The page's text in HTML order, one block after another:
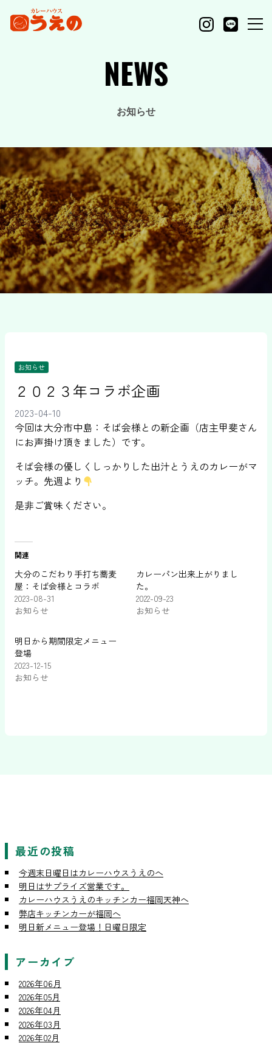
NEWS
お知らせ
お知らせ
２０２３年コラボ企画
2023-04-10
今回は大分市中島：そば会様との新企画（店主甲斐さん
にお声掛け頂きました）です。
そば会様の優しくしっかりした出汁とうえのカレーがマ
ッチ。先週より
是非ご賞味ください。
関連
大分のこだわり手打ち蕎麦
屋：そば会様とコラボ
2023-08-31
お知らせ
カレーパン出来上がりまし
た。
2022-09-23
お知らせ
明日から期間限定メニュー
登場
2023-12-15
お知らせ
最近の投稿
今週末日曜日はカレーハウスうえのへ
明日はサプライズ営業です。
カレーハウスうえのキッチンカー福岡天神へ
弊店キッチンカーが福岡へ
明日新メニュー登場！日曜日限定
アーカイブ
2026年06月
2026年05月
2026年04月
2026年03月
2026年02月